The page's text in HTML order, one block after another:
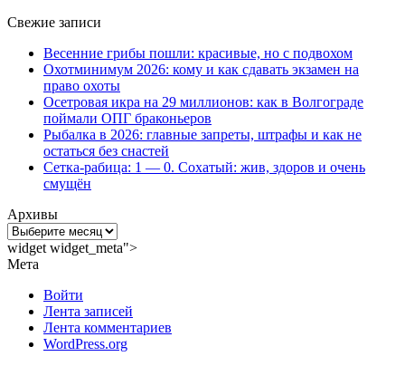
Свежие записи
Весенние грибы пошли: красивые, но с подвохом
Охотминимум 2026: кому и как сдавать экзамен на
право охоты
Осетровая икра на 29 миллионов: как в Волгограде
поймали ОПГ браконьеров
Рыбалка в 2026: главные запреты, штрафы и как не
остаться без снастей
Сетка-рабица: 1 — 0. Сохатый: жив, здоров и очень
смущён
Архивы
Архивы
widget widget_meta">
Мета
Войти
Лента записей
Лента комментариев
WordPress.org